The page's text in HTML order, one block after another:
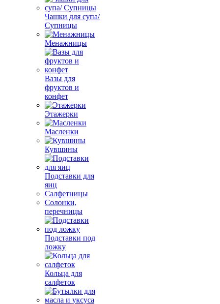
Чашки для супа/
Супницы
Менажницы
Вазы для
фруктов и
конфет
Этажерки
Масленки
Кувшины
Подставки для
яиц
Салфетницы
Солонки,
перечницы
Подставки под
ложку
Кольца для
салфеток